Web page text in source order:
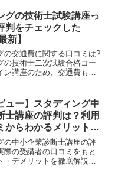
すよね。今回は、人気通信
ィング」の講師...
グの技術士試験講座っ
判をチェックした
新】
の交通費に関する口コミは?
の技術士二次試験合格コー
ン講座のため、交通費もか
の時間に充てることが出来
ンライン講...
ュー】スタディング中
士講座の評判は？利用
からわかるメリット・
とは【2026年最新】
の中小企業診断士講座の評
際の受講者の口コミをもと
・デメリットを徹底解説。